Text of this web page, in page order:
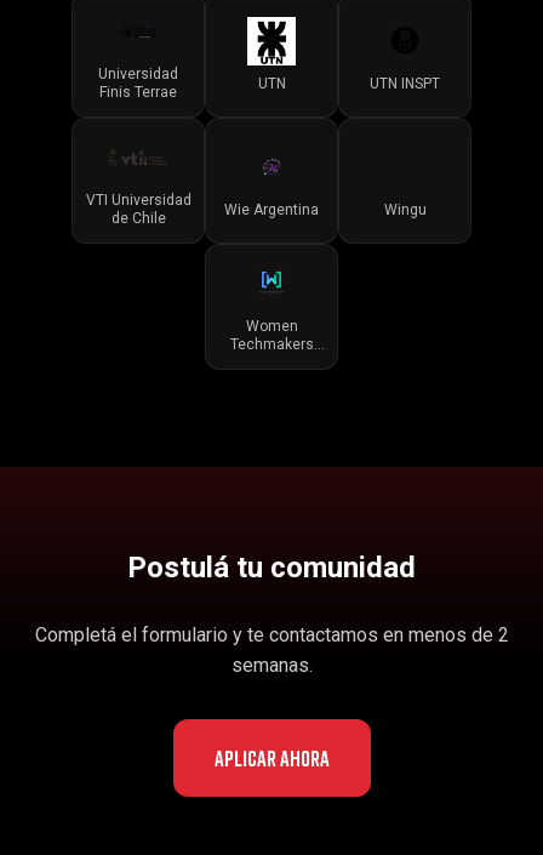
Universidad
Finis Terrae
UTN UTN INSPT
VTI Universidad
de Chile
Wie Argentina Wingu
Women
Techmakers
Postulá tu comunidad
Completá el formulario y te contactamos en menos de 2
semanas.
Aplicar ahora